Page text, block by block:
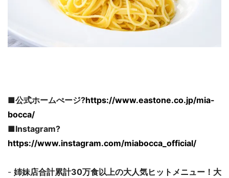
■公式ホームぺージ?https://www.eastone.co.jp/mia-
bocca/
■Instagram?
https://www.instagram.com/miabocca_official/
- 姉妹店合計累計30万食以上の大人気ヒットメニュー！大